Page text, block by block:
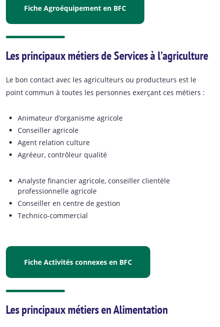
Fiche Agroéquipement en BFC
Les principaux métiers de Services à l’agriculture
Le bon contact avec les agriculteurs ou producteurs est le
point commun à toutes les personnes exerçant ces métiers :
Animateur d’organisme agricole
Conseiller agricole
Agent relation culture
Agréeur, contrôleur qualité
Analyste financier agricole, conseiller clientèle
professionnelle agricole
Conseiller en centre de gestion
Technico-commercial
Fiche Activités connexes en BFC
Les principaux métiers en Alimentation